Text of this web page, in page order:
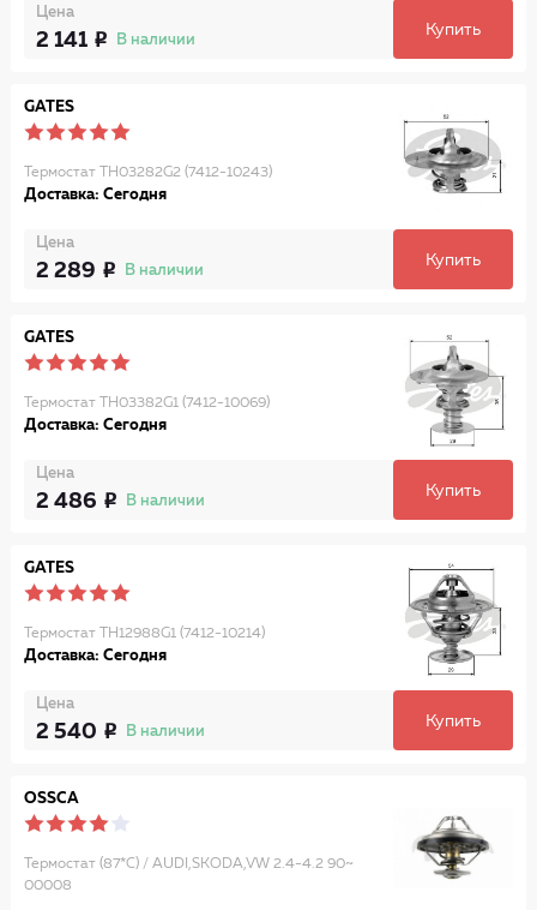
Цена
2 141 В наличии
Купить
GATES
Термостат TH03282G2 (7412-10243)
Доставка: Сегодня
Цена
2 289 В наличии
Купить
GATES
Термостат TH03382G1 (7412-10069)
Доставка: Сегодня
Цена
2 486 В наличии
Купить
GATES
Термостат TH12988G1 (7412-10214)
Доставка: Сегодня
Цена
2 540 В наличии
Купить
OSSCA
Термостат (87*C) / AUDI,SKODA,VW 2.4-4.2 90~
00008